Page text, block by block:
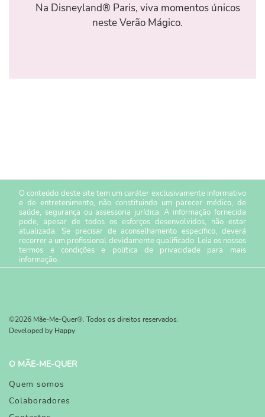
Na Disneyland® Paris, viva momentos únicos
neste Verão Mágico.
O conteúdo deste site tem um caráter exclusivamente informativo
e de entretenimento, não constituindo um parecer médico, de
saúde, segurança ou assessoria jurídica. A informação fornecida
pode, apesar de todos os esforços desenvolvidos, não estar
atualizada. Se precisar de aconselhamento específico, deverá
recorrer a um profissional devidamente qualificado. Leia os nossos
termos e condiçõese política de privacidade para mais
informação.
©2026 Mãe-Me-Quer®. Todos os direitos reservados.
Developed by Happy
O MÃE-ME-QUER
Quem somos
Colaboradores